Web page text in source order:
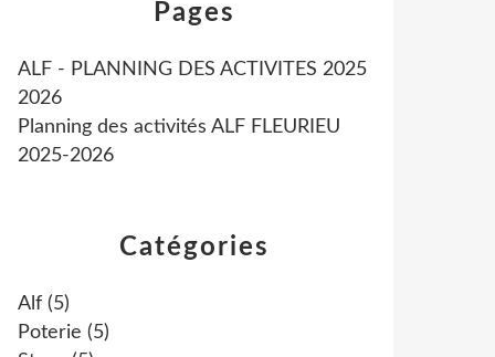
Catégories
Alf (5)
Poterie (5)
Pages
ALF - PLANNING DES ACTIVITES 2025
2026
Planning des activités ALF FLEURIEU
2025-2026